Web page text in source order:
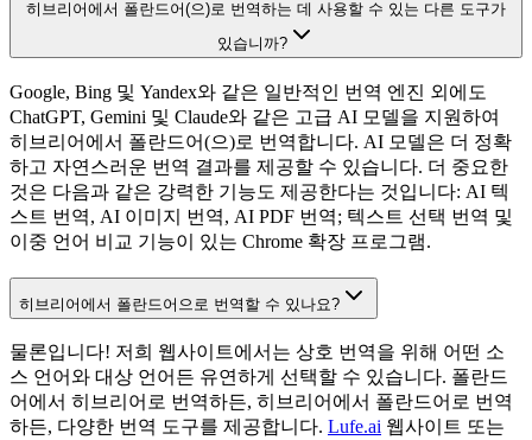
히브리어에서 폴란드어(으)로 번역하는 데 사용할 수 있는 다른 도구가
있습니까?
Google, Bing 및 Yandex와 같은 일반적인 번역 엔진 외에도
ChatGPT, Gemini 및 Claude와 같은 고급 AI 모델을 지원하여
히브리어에서 폴란드어(으)로 번역합니다. AI 모델은 더 정확
하고 자연스러운 번역 결과를 제공할 수 있습니다. 더 중요한
것은 다음과 같은 강력한 기능도 제공한다는 것입니다: AI 텍
스트 번역, AI 이미지 번역, AI PDF 번역; 텍스트 선택 번역 및
이중 언어 비교 기능이 있는 Chrome 확장 프로그램.
히브리어에서 폴란드어으로 번역할 수 있나요?
물론입니다! 저희 웹사이트에서는 상호 번역을 위해 어떤 소
스 언어와 대상 언어든 유연하게 선택할 수 있습니다. 폴란드
어에서 히브리어로 번역하든, 히브리어에서 폴란드어로 번역
하든, 다양한 번역 도구를 제공합니다. Lufe.ai 웹사이트 또는